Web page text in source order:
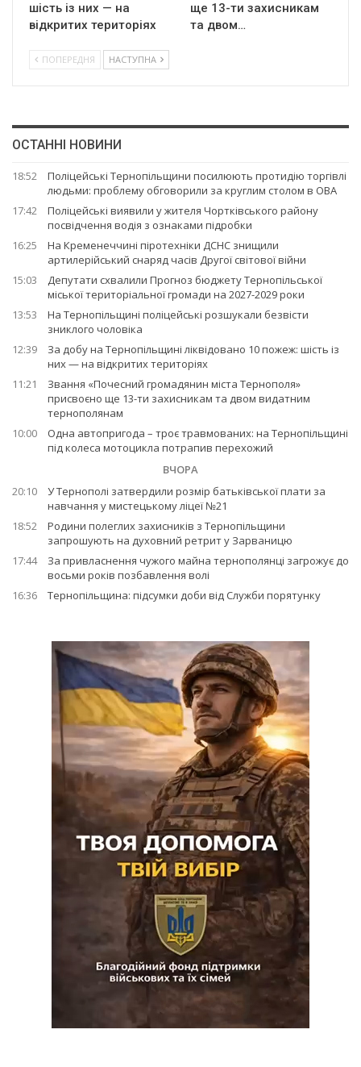
шість із них — на
відкритих територіях
ще 13-ти захисникам
та двом…
ПОПЕРЕДНЯ НАСТУПНА
ОСТАННІ НОВИНИ
18:52
Поліцейські Тернопільщини посилюють протидію торгівлі
людьми: проблему обговорили за круглим столом в ОВА
17:42
Поліцейські виявили у жителя Чортківського району
посвідчення водія з ознаками підробки
16:25
На Кременеччині піротехніки ДСНС знищили
артилерійський снаряд часів Другої світової війни
15:03
Депутати схвалили Прогноз бюджету Тернопільської
міської територіальної громади на 2027-2029 роки
13:53
На Тернопільщині поліцейські розшукали безвісти
зниклого чоловіка
12:39
За добу на Тернопільщині ліквідовано 10 пожеж: шість із
них — на відкритих територіях
11:21
Звання «Почесний громадянин міста Тернополя»
присвоєно ще 13-ти захисникам та двом видатним
тернополянам
10:00
Одна автопригода – троє травмованих: на Тернопільщині
під колеса мотоцикла потрапив перехожий
ВЧОРА
20:10
У Тернополі затвердили розмір батьківської плати за
навчання у мистецькому ліцеї №21
18:52
Родини полеглих захисників з Тернопільщини
запрошують на духовний ретрит у Зарваницю
17:44
За привласнення чужого майна тернополянці загрожує до
восьми років позбавлення волі
16:36
Тернопільщина: підсумки доби від Служби порятунку